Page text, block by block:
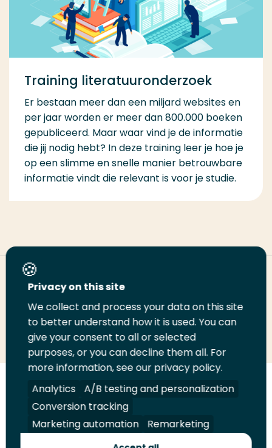
Training literatuuronderzoek
Er bestaan meer dan een miljard websites en
per jaar worden er meer dan 800.000 boeken
gepubliceerd. Maar waar vind je de informatie
die jij nodig hebt? In deze training leer je hoe je
op een slimme en snelle manier betrouwbare
informatie vindt die relevant is voor je studie.
Deel deze pagina
Deel
LinkedIn
Deel
op
Twitter
Deel
op
Facebook
Email
deze
pagina
Print
deze
pagina
Volg
ons
op
LinkedIn
Volg
ons
op
Facebook
Volg
ons
op
YouTube
Volg
ons
op
Instagram
Juridisch Security A-Z Index
Contact
Privacy on this site
We collect and process your data on this site
to better understand how it is used. You can
give your consent to all or selected
purposes, or you can decline them all. For
more information, see our privacy policy.
Analytics
A/B testing and personalization
Conversion tracking
Marketing automation
Remarketing